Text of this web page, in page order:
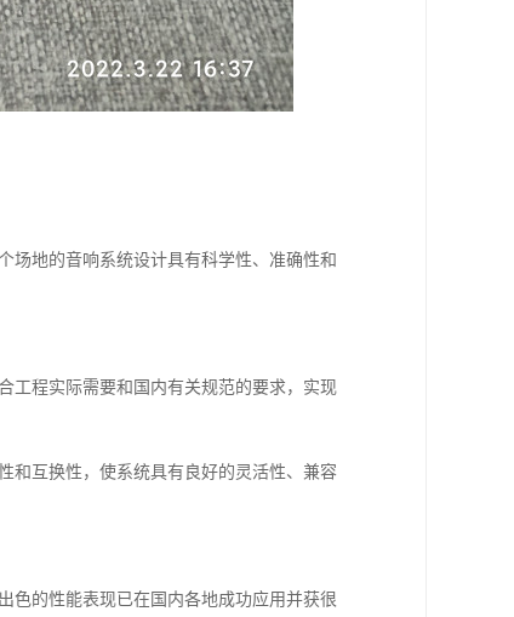
场地的音响系统设计具有科学性、准确性和
工程实际需要和国内有关规范的要求，实现
和互换性，使系统具有良好的灵活性、兼容
色的性能表现已在国内各地成功应用并获很